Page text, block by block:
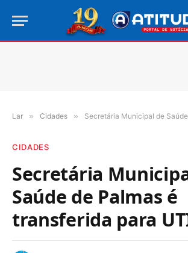
Lar » Cidades » Secretária Municipal de Saúde de
CIDADES
Secretária
Saúde de Palmas é
transferida para